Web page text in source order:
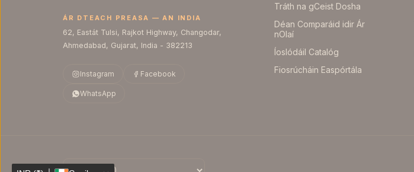
ÁR DTEACH PREASA — AN INDIA
62, Eastát Tulsi, Rajkot Highway, Changodar,
Ahmedabad, Gujarat, India - 382213
Instagram Facebook
WhatsApp
Tráth na gCeist Dosha
Déan Comparáid idir Ár
nOlaí
Íoslódáil Catalóg
Fiosrúcháin Easpórtála
Bahasa Indonesia
فارسی